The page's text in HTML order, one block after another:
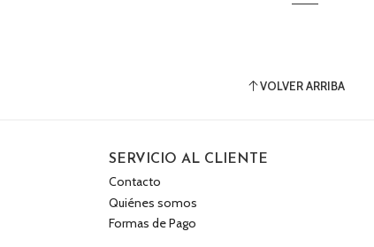
VOLVER ARRIBA
SERVICIO AL CLIENTE
Contacto
Quiénes somos
Formas de Pago